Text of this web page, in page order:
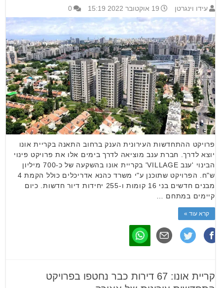
עידו וינגרטן 19 אוקטובר 2022 15:19 0
פרויקט ההתחדשות העירונית הענק ברחוב התאנה בקריית אונו
יוצא לדרך. חברת ענב מוציאה לדרך בימים אלו את פרויקט פינוי
הבינוי 'ענב VILLAGE' בקריית אונו בהשקעה של כ-700 מיליון
ש"ח. הפרויקט שתוכנן ע"י משרד כהנא אדריכלים כולל הקמת 4
מבנים חדשים בני 16 קומות ו-255 יחידות דיור חדשות. כיום
קיימים במתחם …
קרא עוד »
קריית אונו: 67 דירות כבר נחטפו בפרויקט